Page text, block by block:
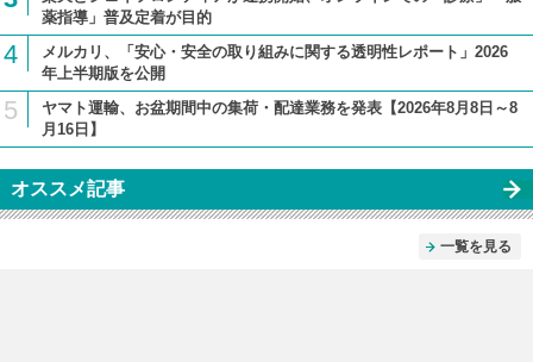
薬指導」普及定着が目的
4
メルカリ、「安心・安全の取り組みに関する透明性レポート」2026
年上半期版を公開
5
ヤマト運輸、お盆期間中の集荷・配達業務を発表【2026年8月8日～8
月16日】
オススメ記事
一覧を見る